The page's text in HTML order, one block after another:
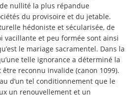
nullité la plus répandue
du provisoire et du jetable.
hédoniste et sécularisée, de
vacillante et peu formée sont ainsi
le mariage sacramentel. Dans la
telle ignorance a déterminé la
reconnu invalide (canon 1099).
d’un tel conditionnement que le
un renouvellement et un